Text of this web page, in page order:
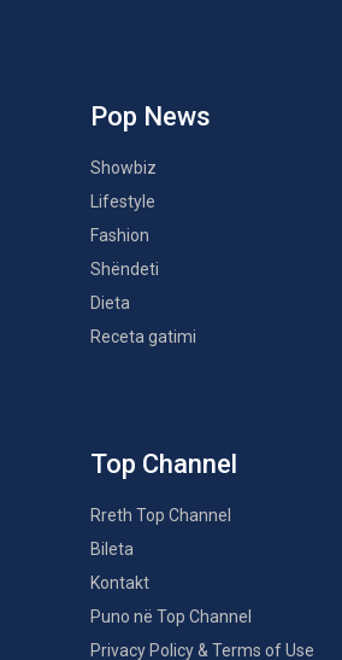
Pop News
Showbiz
Lifestyle
Fashion
Shëndeti
Dieta
Receta gatimi
Top Channel
Rreth Top Channel
Bileta
Kontakt
Puno në Top Channel
Privacy Policy & Terms of Use